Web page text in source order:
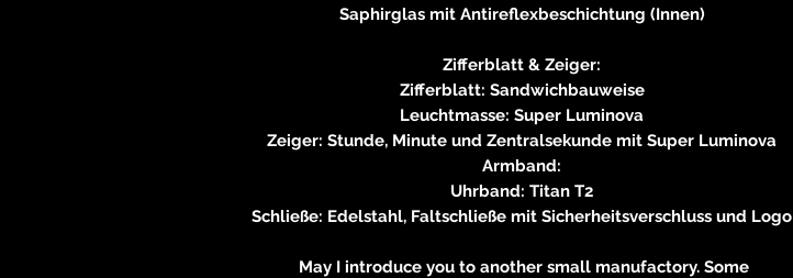
Saphirglas mit Antireflexbeschichtung (Innen)
Zifferblatt & Zeiger:
Zifferblatt: Sandwichbauweise
Leuchtmasse: Super Luminova
Zeiger: Stunde, Minute und Zentralsekunde mit Super Luminova
Armband:
Uhrband: Titan T2
Schließe: Edelstahl, Faltschließe mit Sicherheitsverschluss und Logo
May I introduce you to another small manufactory. Some